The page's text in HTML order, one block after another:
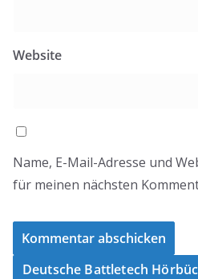
Website
Name, E-Mail-Adresse und
für meinen nächsten
Deutsche Battletech